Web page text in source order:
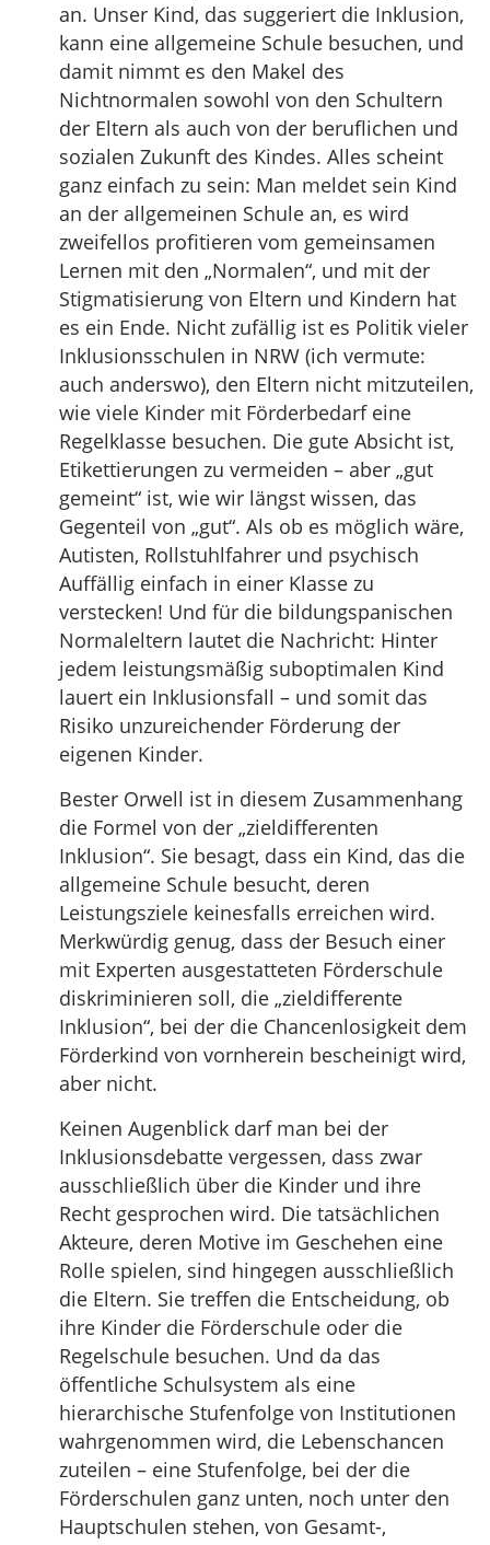
an. Unser Kind, das suggeriert die Inklusion,
kann eine allgemeine Schule besuchen, und
damit nimmt es den Makel des
Nichtnormalen sowohl von den Schultern
der Eltern als auch von der beruflichen und
sozialen Zukunft des Kindes. Alles scheint
ganz einfach zu sein: Man meldet sein Kind
an der allgemeinen Schule an, es wird
zweifellos profitieren vom gemeinsamen
Lernen mit den „Normalen“, und mit der
Stigmatisierung von Eltern und Kindern hat
es ein Ende. Nicht zufällig ist es Politik vieler
Inklusionsschulen in NRW (ich vermute:
auch anderswo), den Eltern nicht mitzuteilen,
wie viele Kinder mit Förderbedarf eine
Regelklasse besuchen. Die gute Absicht ist,
Etikettierungen zu vermeiden – aber „gut
gemeint“ ist, wie wir längst wissen, das
Gegenteil von „gut“. Als ob es möglich wäre,
Autisten, Rollstuhlfahrer und psychisch
Auffällig einfach in einer Klasse zu
verstecken! Und für die bildungspanischen
Normaleltern lautet die Nachricht: Hinter
jedem leistungsmäßig suboptimalen Kind
lauert ein Inklusionsfall – und somit das
Risiko unzureichender Förderung der
eigenen Kinder.
Bester Orwell ist in diesem Zusammenhang
die Formel von der „zieldifferenten
Inklusion“. Sie besagt, dass ein Kind, das die
allgemeine Schule besucht, deren
Leistungsziele keinesfalls erreichen wird.
Merkwürdig genug, dass der Besuch einer
mit Experten ausgestatteten Förderschule
diskriminieren soll, die „zieldifferente
Inklusion“, bei der die Chancenlosigkeit dem
Förderkind von vornherein bescheinigt wird,
aber nicht.
Keinen Augenblick darf man bei der
Inklusionsdebatte vergessen, dass zwar
ausschließlich über die Kinder und ihre
Recht gesprochen wird. Die tatsächlichen
Akteure, deren Motive im Geschehen eine
Rolle spielen, sind hingegen ausschließlich
die Eltern. Sie treffen die Entscheidung, ob
ihre Kinder die Förderschule oder die
Regelschule besuchen. Und da das
öffentliche Schulsystem als eine
hierarchische Stufenfolge von Institutionen
wahrgenommen wird, die Lebenschancen
zuteilen – eine Stufenfolge, bei der die
Förderschulen ganz unten, noch unter den
Hauptschulen stehen, von Gesamt-,